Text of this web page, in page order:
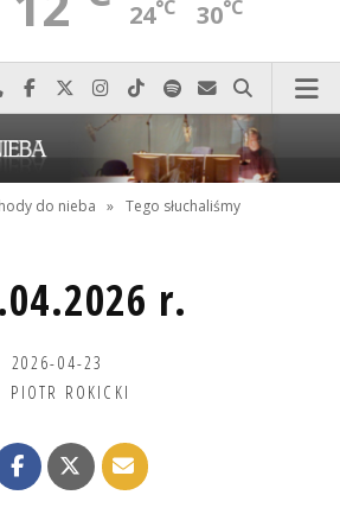
24°C 30°C
Najlepiej po prostu do nas zadzwoń
Odwiedź nas na Facebook-u
Odwiedź nas na X
Odwiedź nas na Instagram-ie
Odwiedź nas na TikTok-u
Szukaj nas na Spotify
Wyślij do nas
Szukaj
do nieba » Tego słuchaliśmy
r.
2026-04-23
PIOTR ROKICKI